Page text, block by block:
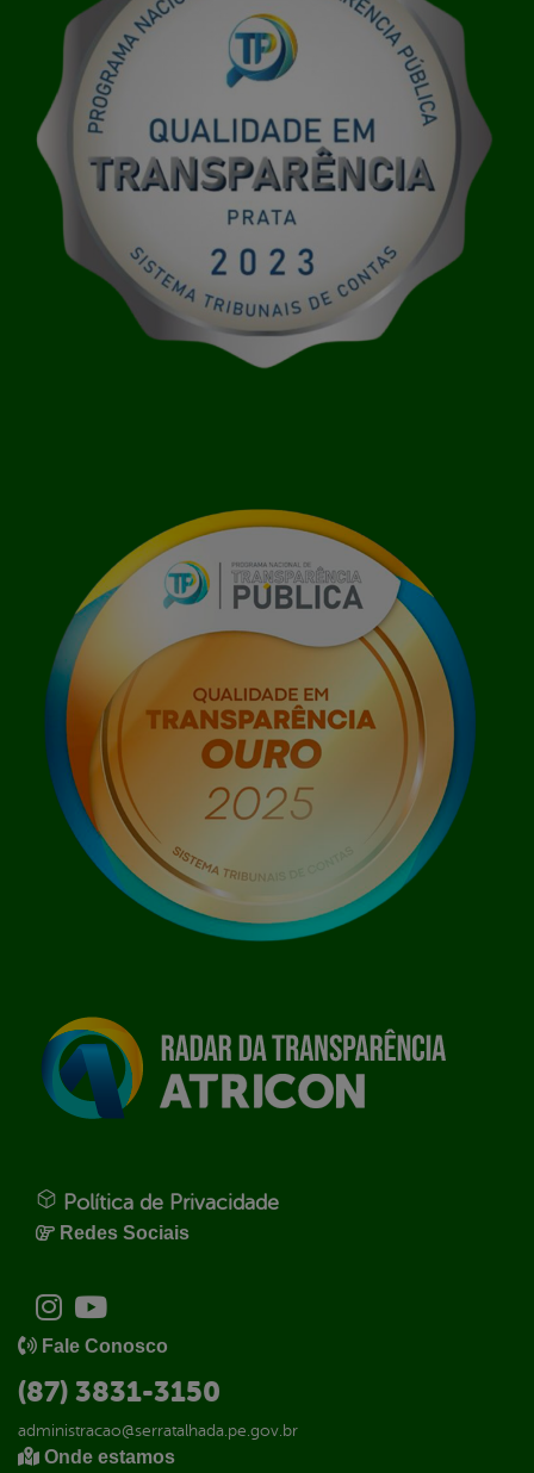
Política de Privacidade
Redes Sociais
Fale Conosco
(87) 3831-3150
administracao@serratalhada.pe.gov.br
Onde estamos